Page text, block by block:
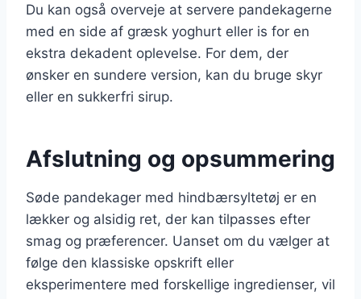
Du kan også overveje at servere pandekagerne
med en side af græsk yoghurt eller is for en
ekstra dekadent oplevelse. For dem, der
ønsker en sundere version, kan du bruge skyr
eller en sukkerfri sirup.
Afslutning og opsummering
Søde pandekager med hindbærsyltetøj er en
lækker og alsidig ret, der kan tilpasses efter
smag og præferencer. Uanset om du vælger at
følge den klassiske opskrift eller
eksperimentere med forskellige ingredienser, vil